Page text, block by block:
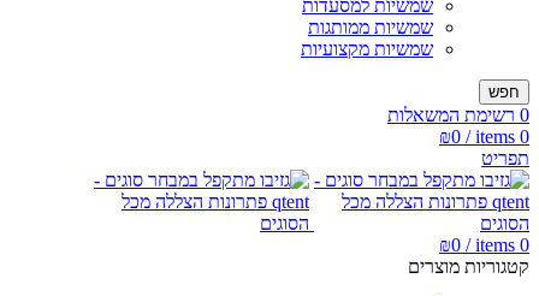
שמשיות למסעדות
שמשיות ממותגות
שמשיות מקצועיות
חפש
0 רשימת המשאלות
0
items
/
₪0
תפריט
0
items
/
₪0
קטגוריות מוצרים